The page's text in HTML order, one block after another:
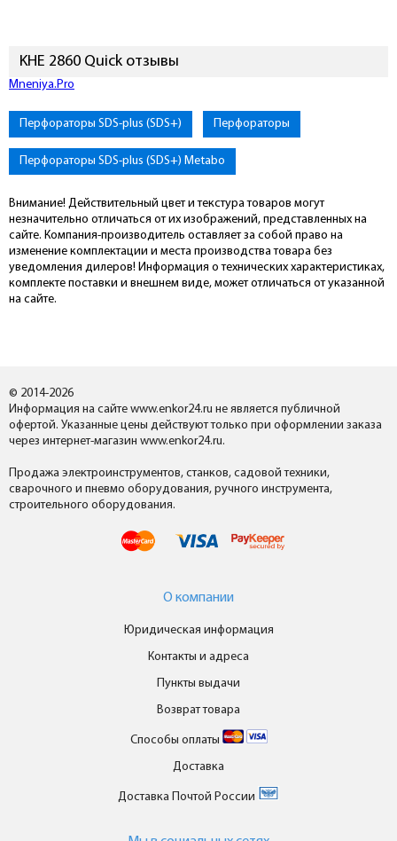
KHE 2860 Quick отзывы
Подключиться к Mneniya.Pro
Перфораторы SDS-plus (SDS+) Перфораторы
Перфораторы SDS-plus (SDS+) Metabo
Внимание! Действительный цвет и текстура товаров могут
незначительно отличаться от их изображений, представленных на
сайте. Компания-производитель оставляет за собой право на
изменение комплектации и места производства товара без
уведомления дилеров! Информация о технических характеристиках,
комплекте поставки и внешнем виде, может отличаться от указанной
на сайте.
© 2014-2026
Информация на сайте www.enkor24.ru не является публичной
офертой. Указанные цены действуют только при оформлении заказа
через интернет-магазин www.enkor24.ru.
Продажа электроинструментов, станков, садовой техники,
сварочного и пневмо оборудования, ручного инструмента,
строительного оборудования.
О компании
Юридическая информация
Контакты и адреса
Пункты выдачи
Возврат товара
Способы оплаты
Доставка
Доставка Почтой России